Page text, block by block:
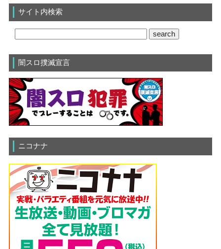
サイト内検索
闇スロ撲滅宣言
ニコナナ